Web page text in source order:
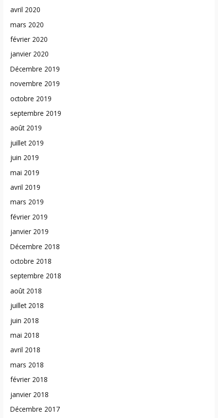
avril 2020
mars 2020
février 2020
janvier 2020
Décembre 2019
novembre 2019
octobre 2019
septembre 2019
août 2019
juillet 2019
juin 2019
mai 2019
avril 2019
mars 2019
février 2019
janvier 2019
Décembre 2018
octobre 2018
septembre 2018
août 2018
juillet 2018
juin 2018
mai 2018
avril 2018
mars 2018
février 2018
janvier 2018
Décembre 2017